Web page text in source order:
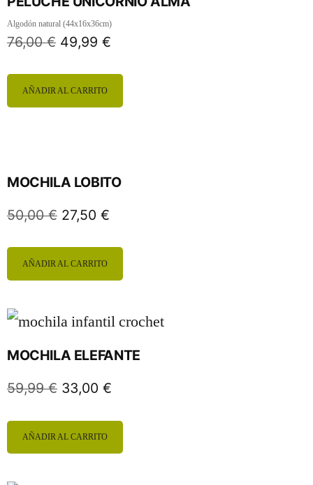
Algodón natural (44x16x36cm)
76,00€ 49,99 €
AÑADIR AL CARRITO
MOCHILA LOBITO
50,00€ 27,50 €
AÑADIR AL CARRITO
MOCHILA ELEFANTE
59,99€ 33,00 €
AÑADIR AL CARRITO